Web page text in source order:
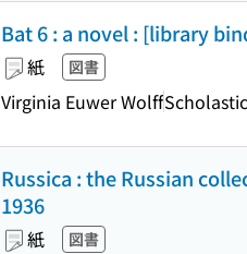
Bat 6 : a novel : [library
紙 図書
Virginia Euwer Wolff
Russica : the Russian
1936
紙 図書